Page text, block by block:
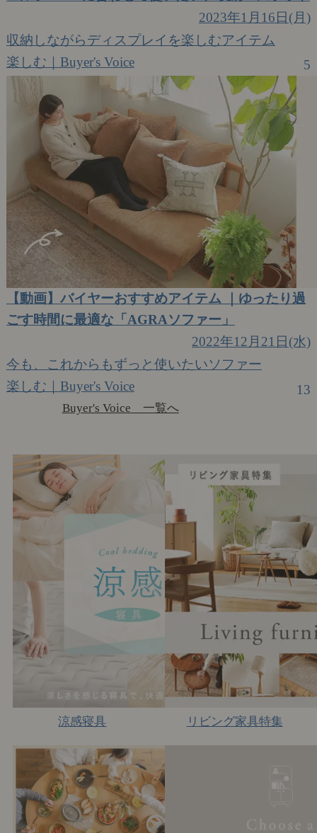
2023年1月16日(月)
収納しながらディスプレイを楽しむアイテム
楽しむ｜Buyer's Voice
5
【動画】バイヤーおすすめアイテム ｜ゆったり過
ごす時間に最適な「AGRAソファー」
2022年12月21日(水)
今も、これからもずっと使いたいソファー
楽しむ｜Buyer's Voice
13
Buyer's Voice 一覧へ
涼感寝具 リビング家具特集